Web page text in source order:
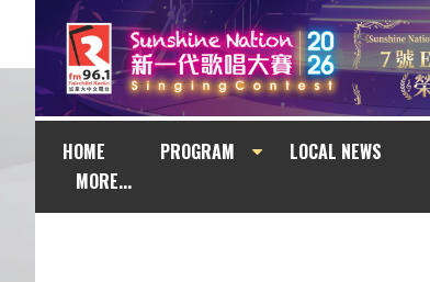
HOME PROGRAM LOCAL NEWS
MORE...